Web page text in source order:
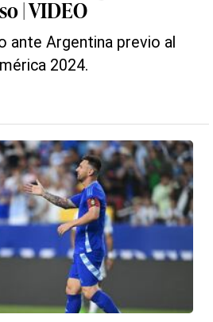
| VIDEO
ante Argentina previo al
2024.